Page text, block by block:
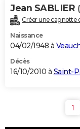
Jean SABLIER
Créer une cagnotte
Naissance
04/02/1948 à
Décès
16/10/2010 à Saint-
1